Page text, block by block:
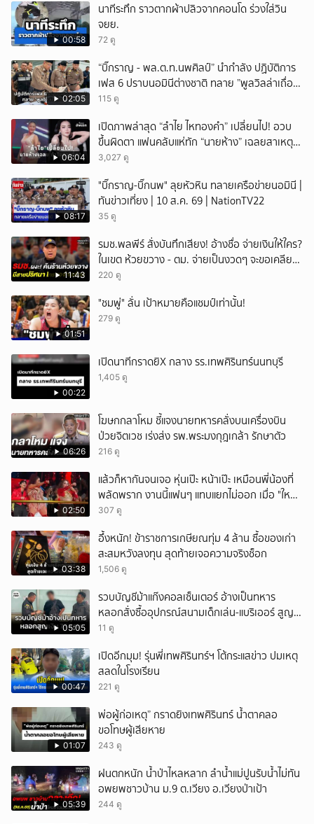
00:58
นาทีระทึก ราวตากผ้าปลิวจากคอนโด ร่วงใส่วิน
จยย.
72 ดู
02:05
“บิ๊กราญ - พล.ต.ท.นพศิลป์” นำกำลัง ปฏิบัติการ
เฟส 6 ปราบนอมินีต่างชาติ ทลาย ”พูลวิลล่าเถื่อน“
หัวหิน
115 ดู
06:04
เปิดภาพล่าสุด “ลำไย ไหทองคำ” เปลี่ยนไป! อวบ
ขึ้นผิดตา แฟนคลับแห่ทัก “นายห้าง” เฉลยสาเหตุ
ชัด!
3,027 ดู
08:17
"บิ๊กราญ-บิ๊กนพ" ลุยหัวหิน ทลายเครือข่ายนอมินี |
ทันข่าวเที่ยง | 10 ส.ค. 69 | NationTV22
35 ดู
11:43
รมช.พลพีร์ สั่งบันทึกเสียง! อ้างชื่อ จ่ายเงินให้ใคร?
ในเขต ห้วยขวาง - ตม. จ่ายเป็นงวดๆ จะขอเคลียร์
รัฐมนตรี ขณะถูกค้นร้าน
220 ดู
01:51
"ชมพู่" ลั่น เป้าหมายคือแชมป์เท่านั้น!
279 ดู
00:22
เปิดนาทีกราดยิX กลาง รร.เทพศิรินทร์นนทบุรี
1,405 ดู
06:26
โฆษกกลาโหม ชี้แจงนายทหารคลั่งบนเครื่องบิน
ป่วยจิตเวช เร่งส่ง รพ.พระมงกุฎเกล้า รักษาตัว
216 ดู
02:50
แล้วก็หากันจนเจอ หุ่นเป๊ะ หน้าเป๊ะ เหมือนพี่น้องที่
พลัดพราก งานนี้แฟนๆ แทบแยกไม่ออก เมื่อ "ใหม่
พัชรี" นักร้องคนดัง เจอแฝดสาขาอินเดีย พร้อม
307 ดู
03:38
อึ้งหนัก! ข้าราชการเกษียณทุ่ม 4 ล้าน ซื้อของเก่า
สะสมหวังลงทุน สุดท้ายเจอความจริงช็อก
1,506 ดู
05:05
รวบบัญชีม้าแก๊งคอลเซ็นเตอร์ อ้างเป็นทหาร
หลอกสั่งซื้ออุปกรณ์สนามเด็กเล่น-แบริเออร์ สูญ
เงิน 7.1 แสน
11 ดู
00:47
เปิดอีกมุม! รุ่นพี่เทพศิรินทร์ฯ โต้กระแสข่าว ปมเหตุ
สลดในโรงเรียน
221 ดู
01:07
พ่อผู้ก่อเหตุ” กราดยิงเทพศิรินทร์ น้ำตาคลอ
ขอโทษผู้เสียหาย
243 ดู
05:39
ฝนตกหนัก น้ำป่าไหลหลาก ลำน้ำแม่ปูนรับน้ำไม่ทัน
อพยพชาวบ้าน ม.9 ต.เวียง อ.เวียงป่าเป้า
244 ดู